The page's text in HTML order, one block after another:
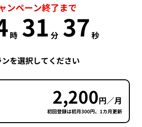
ンペーン終了まで
時 31 分 37 秒
ンを選択してください
2,200円／月
初回登録は初月300円、1カ月更新